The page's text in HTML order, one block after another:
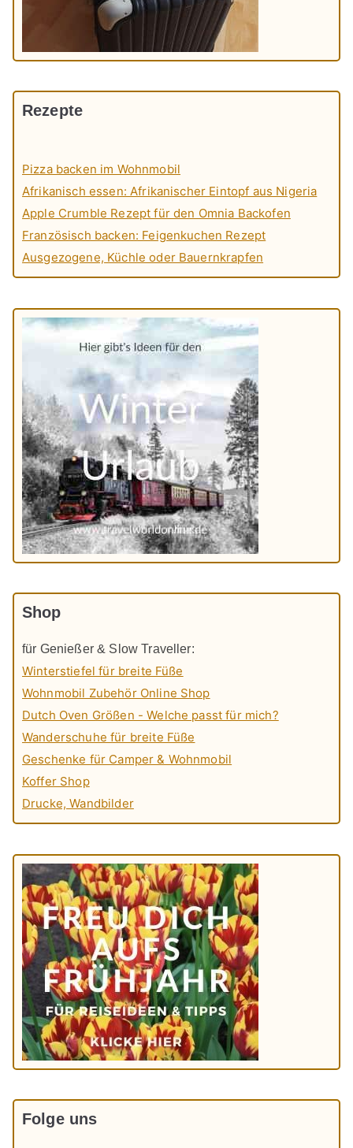
Rezepte
Pizza backen im Wohnmobil
Afrikanisch essen: Afrikanischer Eintopf aus Nigeria
Apple Crumble Rezept für den Omnia Backofen
Französisch backen: Feigenkuchen Rezept
Ausgezogene, Küchle oder Bauernkrapfen
Shop
für Genießer & Slow Traveller:
Winterstiefel für breite Füße
Wohnmobil Zubehör Online Shop
Dutch Oven Größen - Welche passt für mich?
Wanderschuhe für breite Füße
Geschenke für Camper & Wohnmobil
Koffer Shop
Drucke, Wandbilder
Folge uns